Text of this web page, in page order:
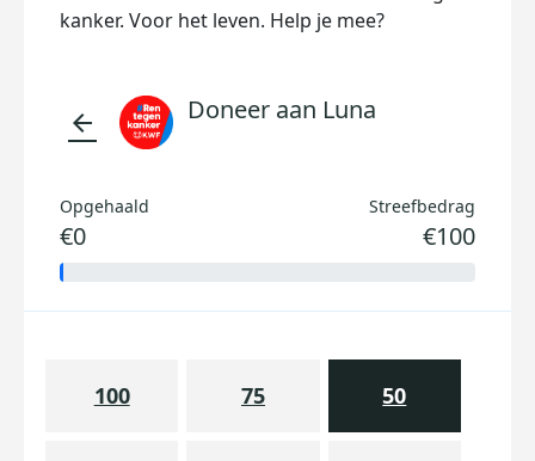
kanker. Voor het leven. Help je mee?
arrow_back Doneer aan Luna
Opgehaald
€0
Streefbedrag
€100
100 75 50